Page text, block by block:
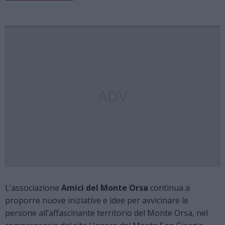
L’associazione Amici del Monte Orsa continua a
proporre nuove iniziative e idee per avvicinare le
persone all’affascinante territorio del Monte Orsa, nel